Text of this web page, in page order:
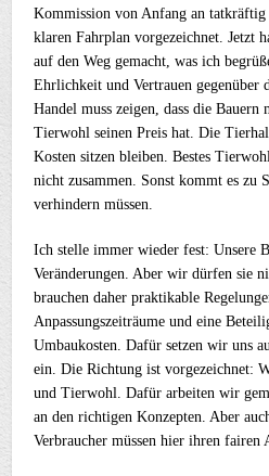
Kommission von Anfang an tatkräftig
klaren Fahrplan vorgezeichnet. Jetzt
auf den Weg gemacht, was ich
Ehrlichkeit und Vertrauen gegenüber
Handel muss zeigen, dass die Bauern
Tierwohl seinen Preis hat. Die
Kosten sitzen bleiben. Bestes
nicht zusammen. Sonst kommt es zu
verhindern müssen.
Ich stelle immer wieder fest: Unsere
Veränderungen. Aber wir dürfen sie
brauchen daher praktikable
Anpassungszeiträume und eine
Umbaukosten. Dafür setzen wir uns
ein. Die Richtung ist vorgezeichnet:
und Tierwohl. Dafür arbeiten wir
an den richtigen Konzepten. Aber
Verbraucher müssen hier ihren fairen